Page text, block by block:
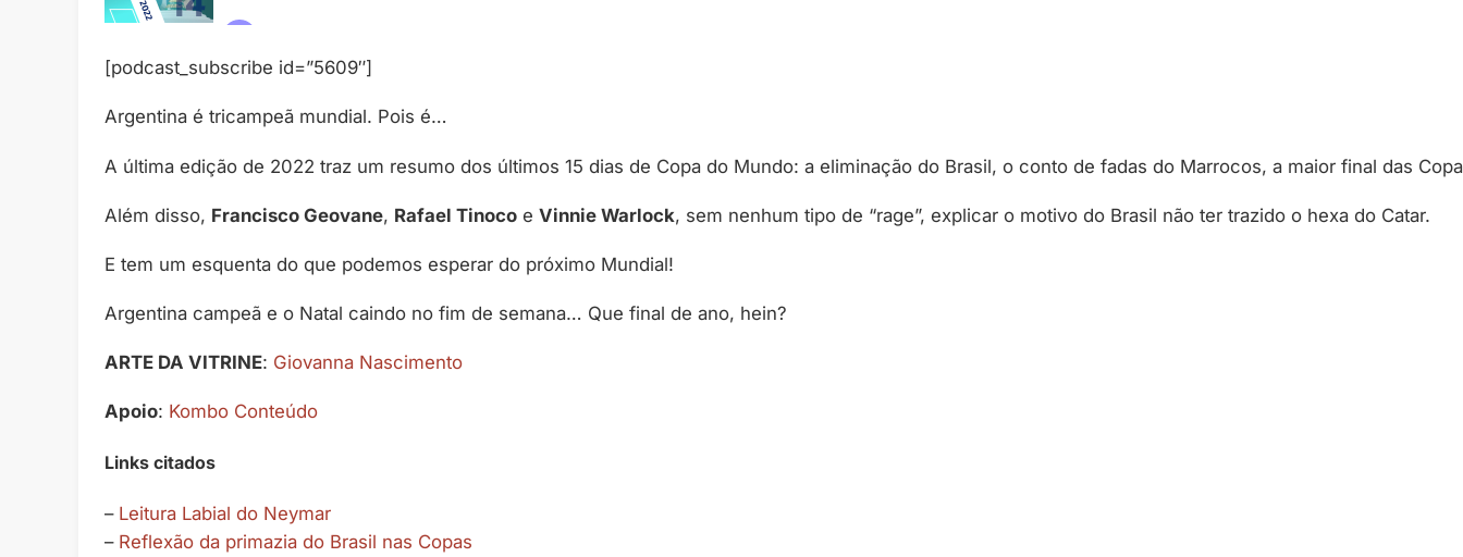
[podcast_subscribe id=”5609″]
Argentina é tricampeã mundial. Pois é…
A última edição de 2022 traz um resumo dos últimos 15 dias de Copa do Mundo: a eliminação do Brasil, o conto de fadas do Marrocos, a maior final das
Além disso, Francisco Geovane, Rafael Tinoco e Vinnie Warlock, sem nenhum tipo de “rage”, explicar o motivo do Brasil não ter trazido o hexa do Catar.
E tem um esquenta do que podemos esperar do próximo Mundial!
Argentina campeã e o Natal caindo no fim de semana… Que final de ano, hein?
ARTE DA VITRINE: Giovanna Nascimento
Apoio: Kombo Conteúdo
Links citados
– Leitura Labial do Neymar
– Reflexão da primazia do Brasil nas Copas